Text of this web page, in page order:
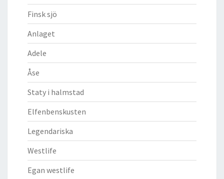
Finsk sjö
Anlaget
Adele
Åse
Staty i halmstad
Elfenbenskusten
Legendariska
Westlife
Egan westlife